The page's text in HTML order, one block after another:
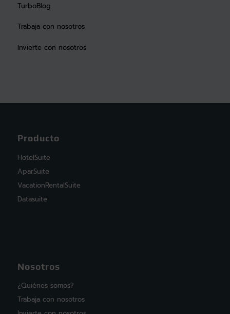
TurboBlog
Trabaja con nosotros
Invierte con nosotros
Producto
HotelSuite
AparSuite
VacationRentalSuite
Datasuite
Nosotros
¿Quiénes somos?
Trabaja con nosotros